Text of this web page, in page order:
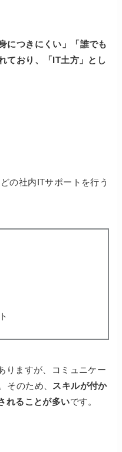
につきにくい」「誰でも
ており、「IT土方」とし
の社内ITサポートを行う
りますが、コミュニケー
そのため、 スキルが付か
れることが多いです。